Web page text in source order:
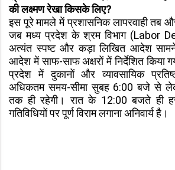
की लक्ष्मण रेखा किसके लिए?
इस पूरे मामले में प्रशासनिक लापरवाही तब
जब मध्य प्रदेश के श्रम विभाग (Labor
अत्यंत स्पष्ट और कड़ा लिखित आदेश
आदेश में साफ-साफ अक्षरों में निर्देशित किया
प्रदेश में दुकानों और व्यावसायिक
अधिकतम समय-सीमा सुबह 6:00 बजे से
तक ही रहेगी। रात के 12:00 बजते ही
गतिविधियों पर पूर्ण विराम लगाना अनिवार्य है।